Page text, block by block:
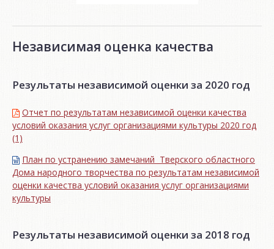
Независимая оценка качества
Результаты независимой оценки за 2020 год
Отчет по результатам независимой оценки качества
условий оказания услуг организациями культуры 2020 год
(1)
План по устранению замечаний Тверского областного
Дома народного творчества по результатам независимой
оценки качества условий оказания услуг организациями
культуры
Результаты независимой оценки за 2018 год